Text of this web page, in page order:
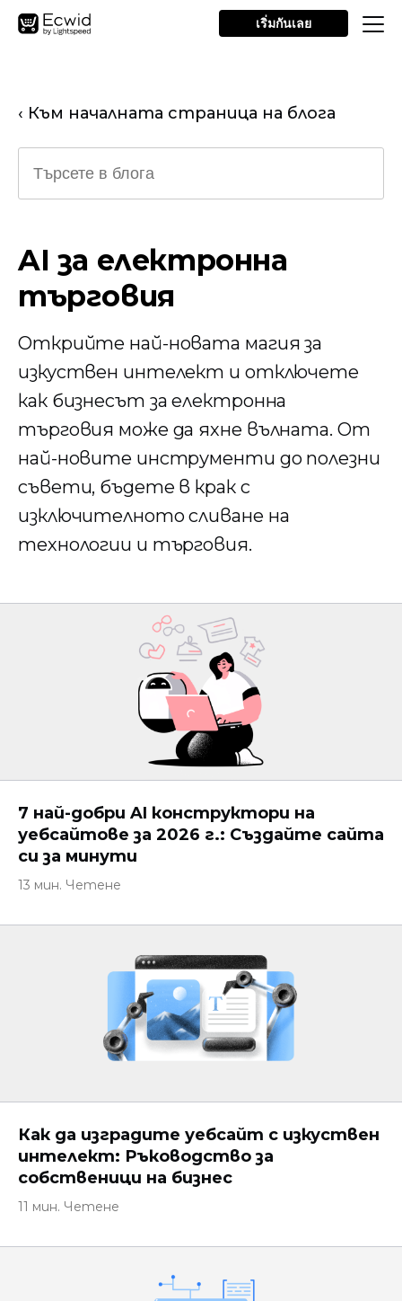
เริ่มกันเลย
‹ Към началната страница на блога
AI за електронна
търговия
Открийте най-новата магия за
изкуствен интелект и отключете
как бизнесът за електронна
търговия може да яхне вълната. От
най-новите инструменти до полезни
съвети, бъдете в крак с
изключителното сливане на
технологии и търговия.
7 най-добри AI конструктори на
уебсайтове за 2026 г.: Създайте сайта
си за минути
13 мин. Четене
Как да изградите уебсайт с изкуствен
интелект: Ръководство за
собственици на бизнес
11 мин. Четене